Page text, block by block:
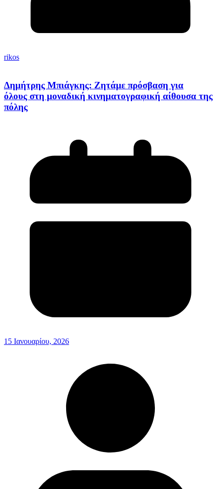
rikos
Δημήτρης Μπιάγκης: Ζητάμε πρόσβαση για
όλους στη μοναδική κινηματογραφική αίθουσα της
πόλης
15 Ιανουαρίου, 2026